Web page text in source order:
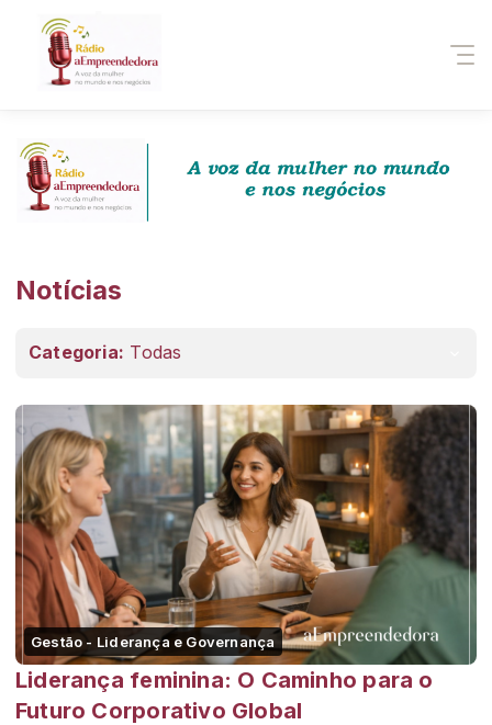
Notícias
Categoria: Todas
Gestão - Liderança e Governança
Liderança feminina: O Caminho para o
Futuro Corporativo Global